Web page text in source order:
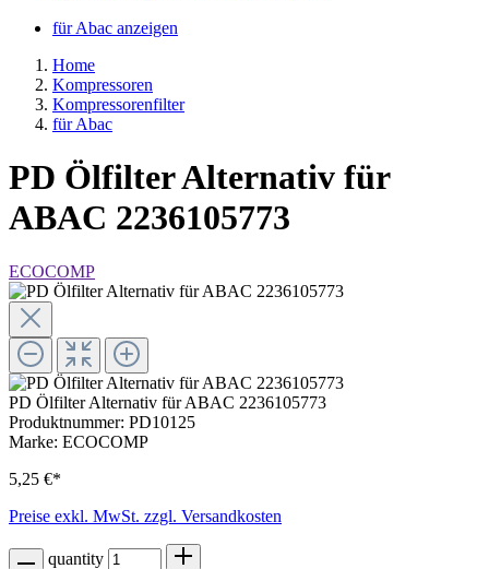
für Abac anzeigen
Home
Kompressoren
Kompressorenfilter
für Abac
PD Ölfilter Alternativ für
ABAC 2236105773
ECOCOMP
PD Ölfilter Alternativ für ABAC 2236105773
Produktnummer: PD10125
Marke: ECOCOMP
5,25 €*
Preise exkl. MwSt. zzgl. Versandkosten
quantity